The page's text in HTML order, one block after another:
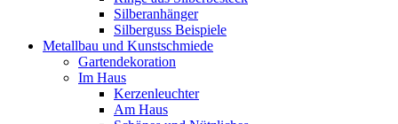
Silberanhänger
Silberguss Beispiele
Metallbau und Kunstschmiede
Gartendekoration
Im Haus
Kerzenleuchter
Am Haus